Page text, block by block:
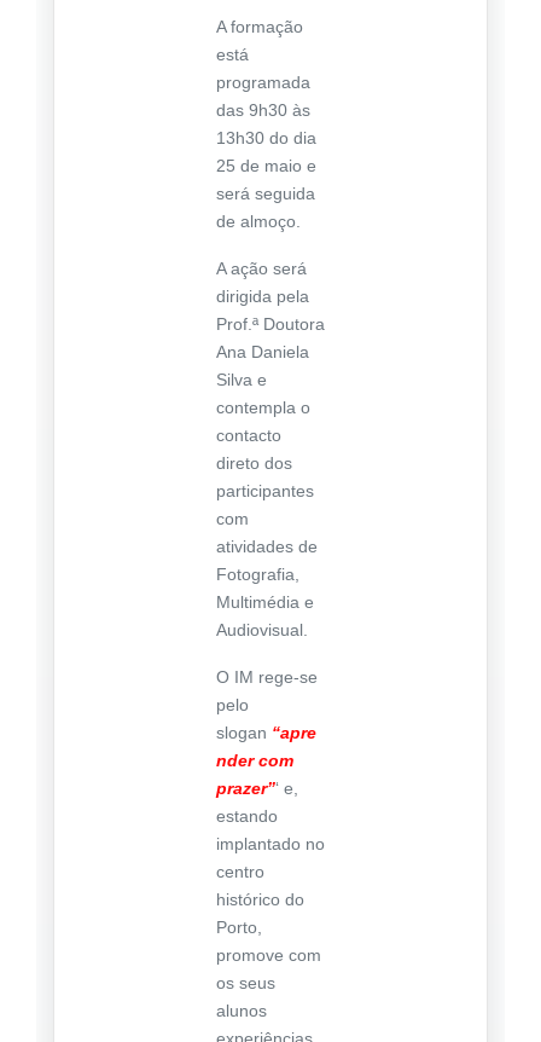
A formação
está
programada
das 9h30 às
13h30 do dia
25 de maio e
será seguida
de almoço.
A ação será
dirigida pela
Prof.ª Doutora
Ana Daniela
Silva e
contempla o
contacto
direto dos
participantes
com
atividades de
Fotografia,
Multimédia e
Audiovisual.
O IM rege-se
pelo
slogan “apre
nder com
prazer”‘ e,
estando
implantado no
centro
histórico do
Porto,
promove com
os seus
alunos